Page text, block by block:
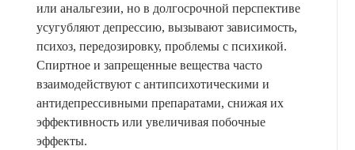
или анальгезии, но в долгосрочной перспективе
усугубляют депрессию, вызывают зависимость,
психоз, передозировку, проблемы с психикой.
Спиртное и запрещенные вещества часто
взаимодействуют с антипсихотическими и
антидепрессивными препаратами, снижая их
эффективность или увеличивая побочные
эффекты.